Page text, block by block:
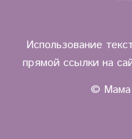
Использование
прямой ссылки на
© Мама